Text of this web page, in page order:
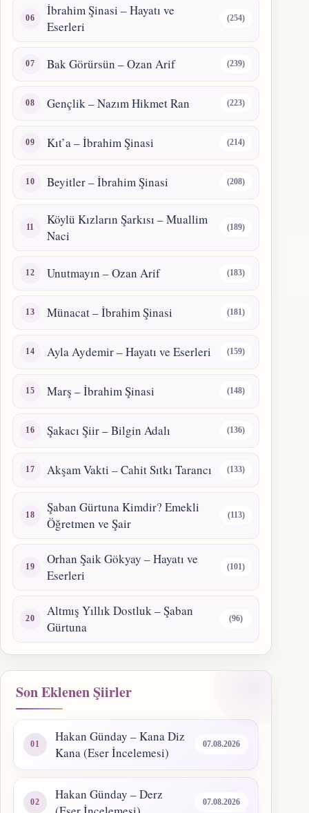
İbrahim Şinasi – Hayatı ve
Eserleri
(254)
Bak Görürsün – Ozan Arif (239)
Gençlik – Nazım Hikmet Ran (223)
Kıt’a – İbrahim Şinasi (214)
Beyitler – İbrahim Şinasi (208)
Köylü Kızların Şarkısı – Muallim
Naci
(189)
Unutmayın – Ozan Arif (183)
Münacat – İbrahim Şinasi (181)
Ayla Aydemir – Hayatı ve Eserleri (159)
Marş – İbrahim Şinasi (148)
Şakacı Şiir – Bilgin Adalı (136)
Akşam Vakti – Cahit Sıtkı Tarancı (133)
Şaban Gürtuna Kimdir? Emekli
Öğretmen ve Şair
(113)
Orhan Şaik Gökyay – Hayatı ve
Eserleri
(101)
Altmış Yıllık Dostluk – Şaban
Gürtuna
(96)
Son Eklenen Şiirler
Hakan Günday – Kana Diz
Kana (Eser İncelemesi)
07.08.2026
Hakan Günday – Derz
07.08.2026